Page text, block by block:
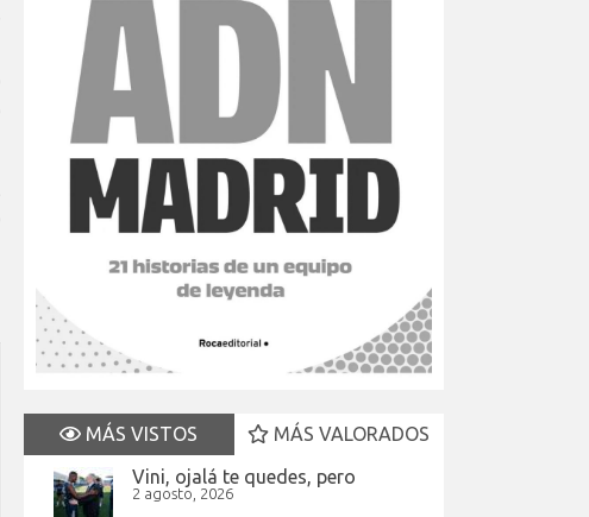
MÁS VISTOS
MÁS VALORADOS
Vini, ojalá te quedes, pero
2 agosto, 2026